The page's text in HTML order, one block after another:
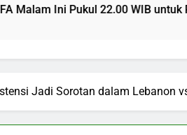
Ini Pukul 22.00 WIB untuk
Jadi Sorotan dalam Lebanon